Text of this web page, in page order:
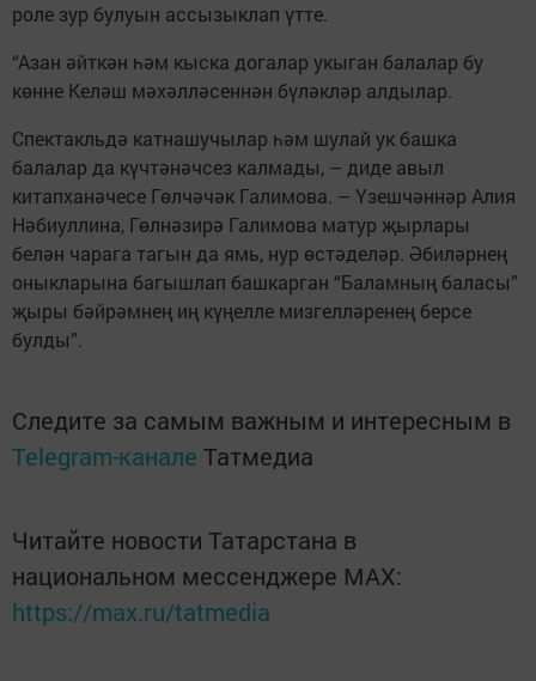
роле зур булуын ассызык­лап үтте.
“Азан әйткән һәм кыска догалар укыган балалар бу
көнне Келәш мәхәлләсеннән бүләкләр алдылар.
Спектакльдә катнашучылар һәм шулай ук башка
балалар да күчтәнәчсез калмады, – диде авыл
китапханәчесе Гөлчәчәк Галимова. – Үзешчәннәр Алия
Нәбиуллина, Гөлнәзирә Галимова матур җырлары
белән чарага тагын да ямь, нур өстәделәр. Әбиләрнең
оныкларына багышлап башкарган “Баламның баласы”
җыры бәйрәмнең иң күңелле мизгелләренең берсе
булды”.
Следите за самым важным и интересным в
Telegram-канале Татмедиа
Читайте новости Татарстана в
национальном мессенджере MАХ:
https://max.ru/tatmedia